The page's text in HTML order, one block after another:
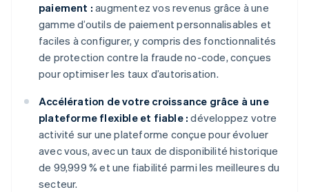
paiement : augmentez vos revenus grâce à une
gamme d’outils de paiement personnalisables et
faciles à configurer, y compris des fonctionnalités
de protection contre la fraude no-code, conçues
pour optimiser les taux d’autorisation.
Accélération de votre croissance grâce à une
plateforme flexible et fiable : développez votre
activité sur une plateforme conçue pour évoluer
avec vous, avec un taux de disponibilité historique
de 99,999 % et une fiabilité parmi les meilleures du
secteur.